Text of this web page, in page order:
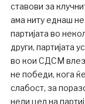
ставови за
ама ниту еднаш не
партијата во
други, партијата
во кои СДСМ
не победи, кога
слабост, за
нели цел на